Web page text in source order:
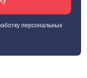
персональных